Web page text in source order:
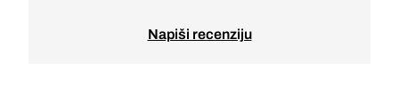
Napiši recenziju